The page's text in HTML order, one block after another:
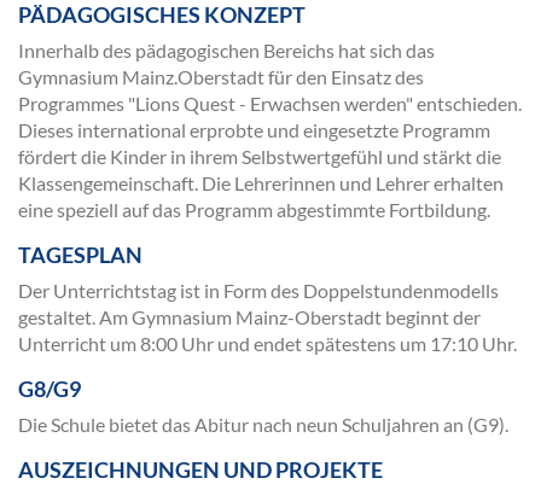
PÄDAGOGISCHES KONZEPT
Innerhalb des pädagogischen Bereichs hat sich das
Gymnasium Mainz.Oberstadt für den Einsatz des
Programmes "Lions Quest - Erwachsen werden" entschieden.
Dieses international erprobte und eingesetzte Programm
fördert die Kinder in ihrem Selbstwertgefühl und stärkt die
Klassengemeinschaft. Die Lehrerinnen und Lehrer erhalten
eine speziell auf das Programm abgestimmte Fortbildung.
TAGESPLAN
Der Unterrichtstag ist in Form des Doppelstundenmodells
gestaltet. Am Gymnasium Mainz-Oberstadt beginnt der
Unterricht um 8:00 Uhr und endet spätestens um 17:10 Uhr.
G8/G9
Die Schule bietet das Abitur nach neun Schuljahren an (G9).
AUSZEICHNUNGEN UND PROJEKTE